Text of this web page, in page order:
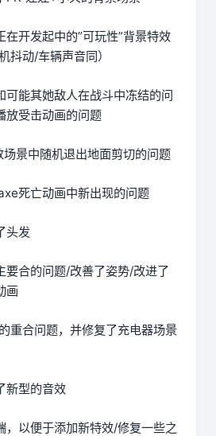
在开发起中的”可玩性”背景特效
抖动/车辆声音同）
可能其她敌人在战斗中冻结的问
放受击动画的问题
景中随机退出地面剪切的问题
死亡动画中新出现的问题
头发
要合的问题/改善了姿势/改进了
画
重合问题，并修复了充电器场景
新型的音效
，以便于添加新特效/修复一些之